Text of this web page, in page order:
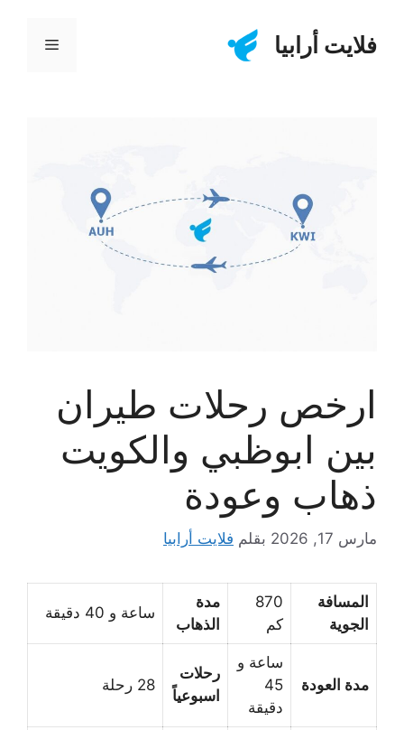
المحتوىفلايت أرابيا القائمة
ارخص رحلات طيران
بين ابوظبي والكويت
ذهاب وعودة
مارس 17, 2026 بقلم فلايت أرابيا
المسافة
الجوية
870
كم
مدة
الذهاب
ساعة و 40 دقيقة
مدة العودة
ساعة و
45
دقيقة
رحلات
اسبوعياً
28 رحلة